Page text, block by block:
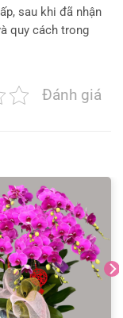
sau khi đã nhận
quy cách trong
Đánh giá